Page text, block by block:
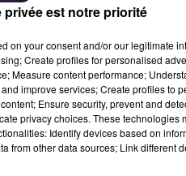
est notre priorité
on your consent and/or our legitimate
Create profiles for personalised
Measure content performance;
improve services; Create profiles to
Ensure security, prevent and
privacy choices. These technologies
Identify devices based on
from other data sources; Link different